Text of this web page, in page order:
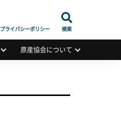
プライバシーポリシー 検索
原産協会について